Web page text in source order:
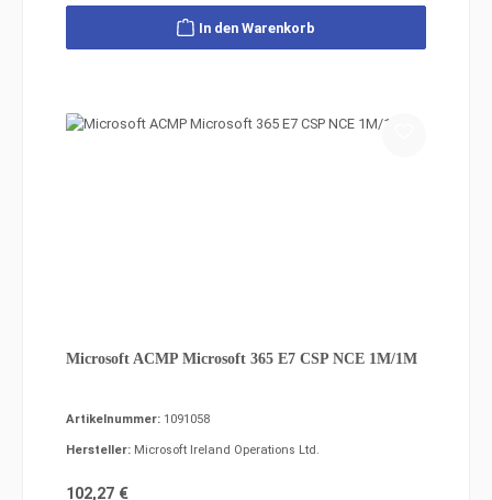
In den Warenkorb
Microsoft ACMP Microsoft 365 E7 CSP NCE 1M/1M
Artikelnummer: 1091058
Hersteller: Microsoft Ireland Operations Ltd.
Regulärer Preis:
102,27 €